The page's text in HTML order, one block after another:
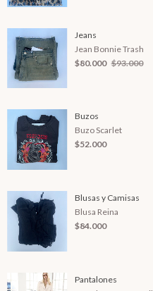
Jeans
Jean Bonnie Trash
$80.000 $93.000
Buzos
Buzo Scarlet
$52.000
Blusas y Camisas
Blusa Reina
$84.000
Pantalones